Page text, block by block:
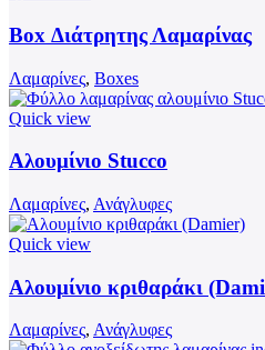
Box Διάτρητης Λαμαρίνας
Λαμαρίνες, Boxes
Quick view
το
έχει
πολλαπλές
παραλλαγές.
Οι
επιλογές
μπορούν
επιλεγούν
Αλουμίνιο Stucco
Λαμαρίνες, Ανάγλυφες
Quick view
το
προϊόν
έχει
πολλαπλές
Αλουμίνιο κριθαράκι
Λαμαρίνες, Ανάγλυφες